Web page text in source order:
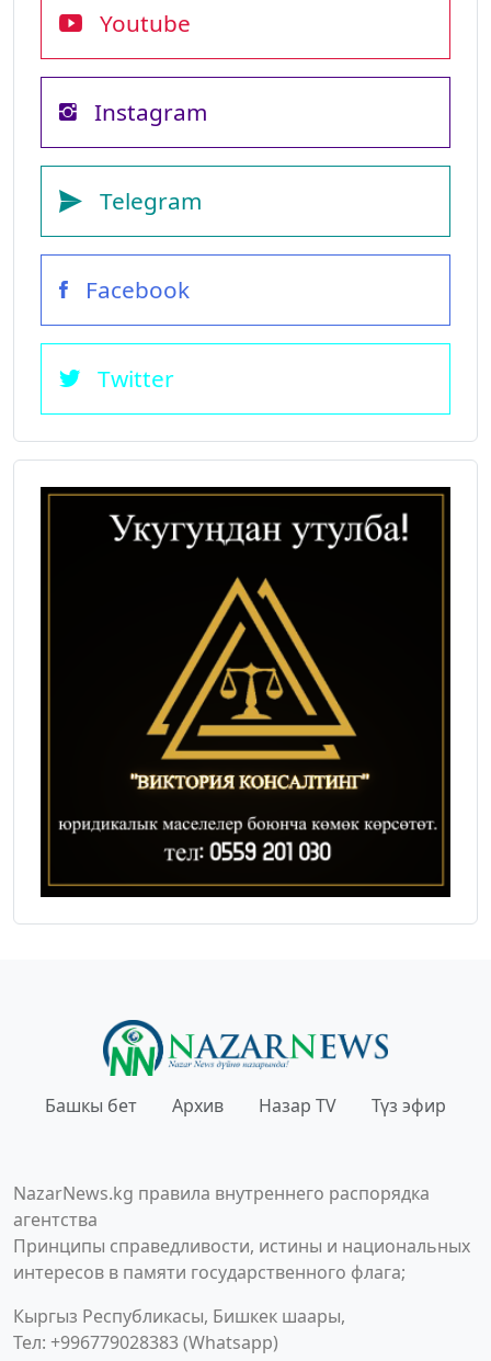
Youtube
Instagram
Telegram
Facebook
Twitter
Башкы бет Архив Назар TV Түз эфир
NazarNews.kg правила внутреннего распорядка
агентства
Принципы справедливости, истины и национальных
интересов в памяти государственного флага;
Кыргыз Республикасы, Бишкек шаары,
Тел: +996779028383 (Whatsapp)